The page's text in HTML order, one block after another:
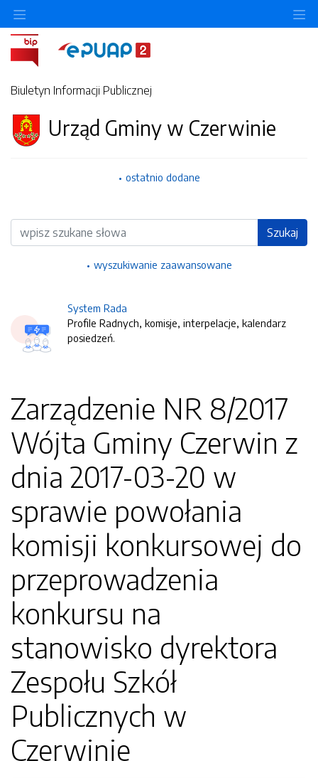
Biuletyn Informacji Publicznej
Urząd Gminy w Czerwinie
ostatnio dodane
Wyszukiwarka Szukaj
wyszukiwanie zaawansowane
System Rada
Profile Radnych, komisje, interpelacje, kalendarz
posiedzeń.
Zarządzenie NR 8/2017
Wójta Gminy Czerwin z
dnia 2017-03-20 w
sprawie powołania
komisji konkursowej do
przeprowadzenia
konkursu na
stanowisko dyrektora
Zespołu Szkół
Publicznych w
Czerwinie